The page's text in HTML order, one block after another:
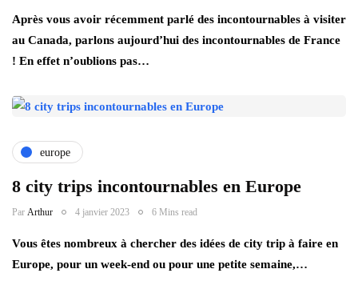
Après vous avoir récemment parlé des incontournables à visiter
au Canada, parlons aujourd’hui des incontournables de France
! En effet n’oublions pas…
europe
8 city trips incontournables en Europe
Par Arthur 4 janvier 2023 6 Mins read
Vous êtes nombreux à chercher des idées de city trip à faire en
Europe, pour un week-end ou pour une petite semaine,…